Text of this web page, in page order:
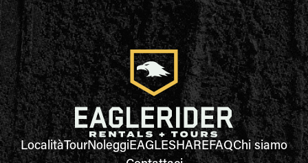
LocalitàTourNoleggiEAGLESHAREFAQChi siamo